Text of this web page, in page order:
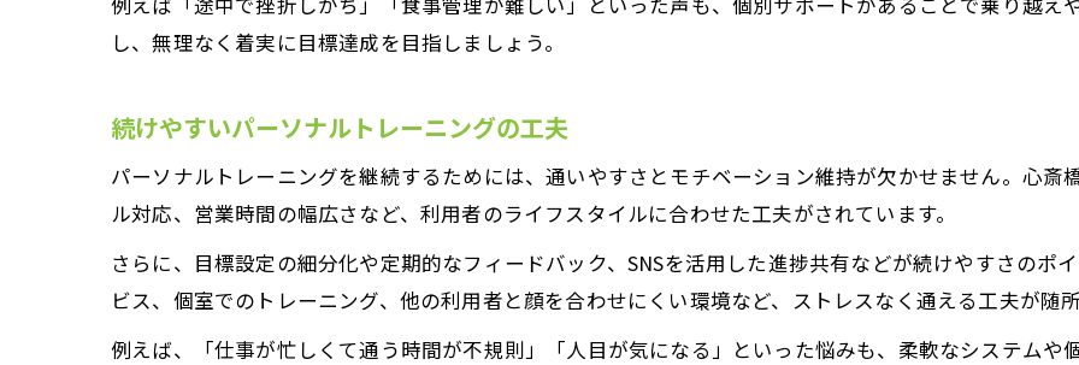
し、無理なく着実に目標達成を目指しましょう。
続けやすいパーソナルトレーニングの工夫
パーソナルトレーニングを継続するためには、通いやすさとモチベーション維持が欠かせません。心
ル対応、営業時間の幅広さなど、利用者のライフスタイルに合わせた工夫がされています。
さらに、目標設定の細分化や定期的なフィードバック、SNSを活用した進捗共有などが続けやすさのポ
ビス、個室でのトレーニング、他の利用者と顔を合わせにくい環境など、ストレスなく通える工夫が随
例えば、「仕事が忙しくて通う時間が不規則」「人目が気になる」といった悩みも、柔軟なシステムや